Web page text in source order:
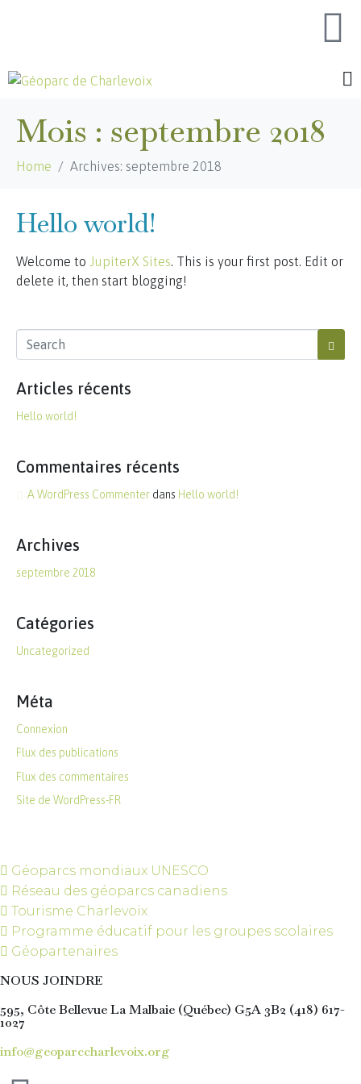
Mois : septembre 2018
Home Archives: septembre 2018
Hello world!
Welcome to JupiterX Sites. This is your first post. Edit or
delete it, then start blogging!
Articles récents
Hello world!
Commentaires récents
A WordPress Commenterdans Hello world!
Archives
septembre 2018
Catégories
Uncategorized
Méta
Connexion
Flux des publications
Flux des commentaires
Site de WordPress-FR
Géoparcs mondiaux UNESCO
Réseau des géoparcs canadiens
Tourisme Charlevoix
Programme éducatif pour les groupes scolaires
Géopartenaires
NOUS JOINDRE
595, Côte Bellevue La Malbaie (Québec) G5A 3B2 (418) 617-
1027
info@geoparccharlevoix.org